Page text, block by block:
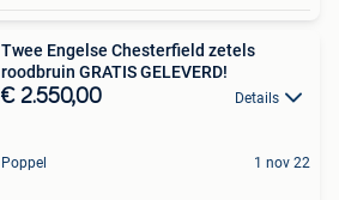
Twee Engelse Chesterfield zetels
roodbruin GRATIS GELEVERD!
€ 2.550,00 Details
Poppel 1 nov 22